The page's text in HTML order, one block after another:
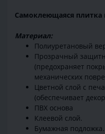
Самоклеющаяся плитка
Материал:
Полиуретановый
Прозрачный
(предохраняет
механических
Цветной слой с
(обеспечивает
ПВХ основа
Клеевой слой.
Бумажная подложка.